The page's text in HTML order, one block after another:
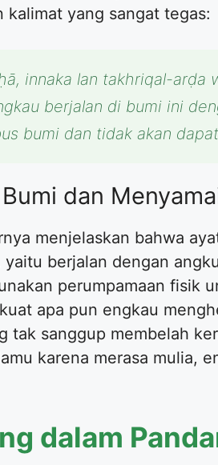
kalimat yang sangat tegas:
innaka lan takhriqal-arḍa
berjalan di bumi ini
bumi dan tidak akan
dan
menjelaskan bahwa
yaitu berjalan dengan
perumpamaan fisik
apa pun engkau
tak sanggup membelah
karena merasa mulia,
dalam